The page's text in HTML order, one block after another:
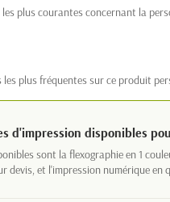
plus courantes concernant la
plus fréquentes sur ce produit
d'impression disponibles
sont la flexographie en 1
devis, et l'impression numérique